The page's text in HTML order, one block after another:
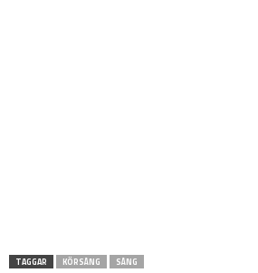
TAGGAR KÖRSÅNG SÅNG